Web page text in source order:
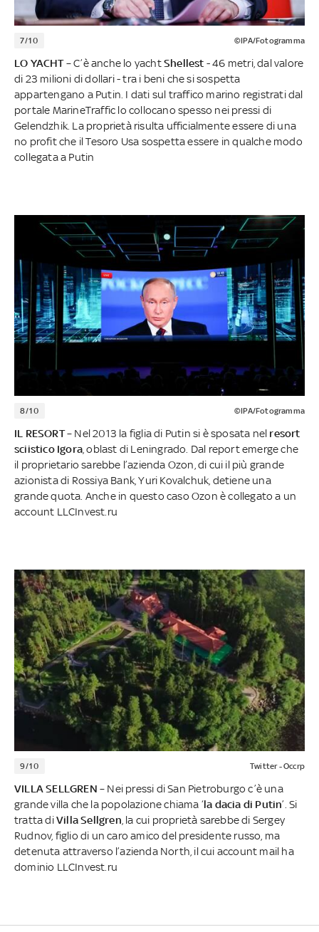
7/10 ©IPA/Fotogramma
LO YACHT– C’è anche lo yachtShellest - 46 metri, dal valore
di 23 milioni di dollari - tra i beni che si sospetta
appartengano a Putin. I dati sul traffico marino registrati dal
portale MarineTraffic lo collocano spesso nei pressi di
Gelendzhik. La proprietà risulta ufficialmente essere di una
no profit che il Tesoro Usa sospetta essere in qualche modo
collegata a Putin
8/10 ©IPA/Fotogramma
IL RESORT– Nel 2013 la figlia di Putin si è sposata nel resort
sciistico Igora, oblast di Leningrado. Dal report emerge che
il proprietario sarebbe l’azienda Ozon, di cui il più grande
azionista di Rossiya Bank, Yuri Kovalchuk, detiene una
grande quota. Anche in questo caso Ozon è collegato a un
account LLCInvest.ru
9/10 Twitter - Occrp
VILLA SELLGREN – Nei pressi di San Pietroburgo c’è una
grande villa che la popolazione chiama ‘la dacia di Putin’. Si
tratta diVilla Sellgren, la cui proprietà sarebbe di Sergey
Rudnov, figlio di un caro amico del presidente russo, ma
detenuta attraverso l’azienda North, il cui account mail ha
dominio LLCInvest.ru